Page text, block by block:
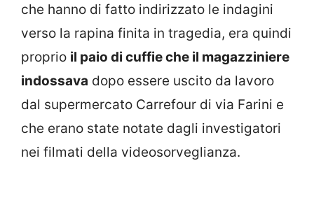
che hanno di fatto indirizzato le indagini
verso la rapina finita in tragedia, era quindi
proprio il paio di cuffie che il magazziniere
indossava dopo essere uscito da lavoro
dal supermercato Carrefour di via Farini e
che erano state notate dagli investigatori
nei filmati della videosorveglianza.